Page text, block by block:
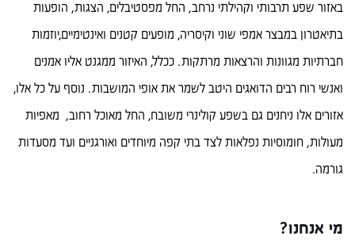
באזור שפע תרבותי וקהילתי נרחב, החל מפסטיבלים, הצגות, הופעות
בתיאטרון במבצר אמפי שוני וקיסריה, מופעים קטנים ואינטימיים,יוזמות
חברתיות מגוונות והרצאות מרתקות. ככלל, האיזור ממגנט אליו אמנים
ואנשי רוח רבים הדואגים היטב לשמר את אופי המושבות. נוסף על כל אלו,
אזורים אלו ניחנים גם בשפע קולינרי משובח, החל מאוכל רחוב, מאפיות
מעולות, חומוסיות נפלאות לצד בתי קפה מיוחדים ואורגניים ועד מסעדות
גורמה.
מי אנחנו?